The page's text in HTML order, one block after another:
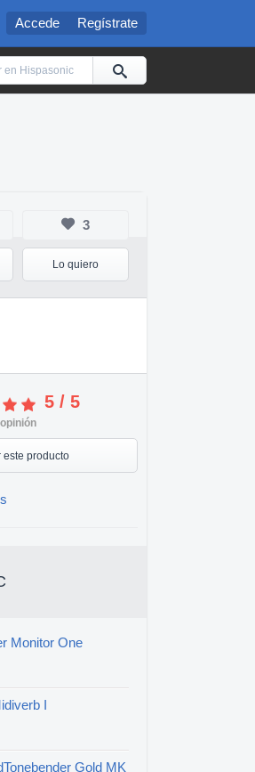
Accede Regístrate
3
Lo quiero
5 / 5
este producto
Monitor One
I
Gold MK